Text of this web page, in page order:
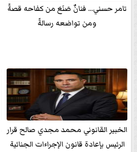
تامر حسني… فنانٌ صَنَعَ من كفاحه قصةً
ومن تواضعه رسالةً
الخبير القانوني محمد مجدي صالح قرار
الرئيس بإعادة قانون الإجراءات الجنائية